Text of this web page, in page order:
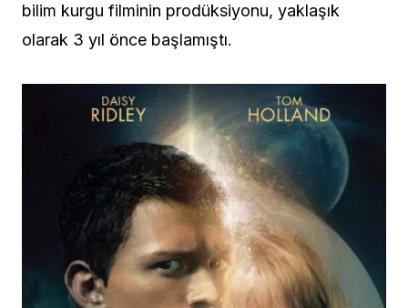
bilim kurgu filminin prodüksiyonu, yaklaşık
olarak 3 yıl önce başlamıştı.